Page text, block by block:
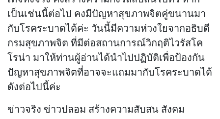
เป็นเช่นนี้ต่อไป คงมีปัญหาสุขภาพจิตคู่ขนานมา
กับโรคระบาดได้ค่ะ วันนี้มีความห่วงใยจากอธิบดี
กรมสุขภาพจิต ที่มีต่อสถานการณ์วิกฤติไวรัสโค
โรน่า มาให้ท่านผู้อ่านได้นำไปปฏิบัติเพื่อป้องกัน
ปัญหาสุขภาพจิตที่อาจจะแถมมากับโรคระบาดได้
ดังต่อไปนี้ค่ะ
ข่าวจริง ข่าวปลอม สร้างความสับสน สังคม